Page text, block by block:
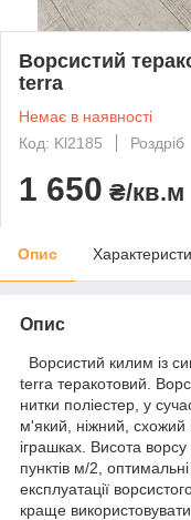
Ворсистий
terra
Немає в наявності
Код: Kl2185
Роздріб
1 650 ₴/кв.м
Опис
Опис
Ворсистий килим із
terra теракотовий.
нитки поліестер, у
м'який, ніжний,
іграшках. Висота
пунктів м/2,
експлуатації
краще